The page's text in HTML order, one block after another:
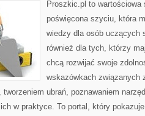
Proszkic.pl to wartościowa
poświęcona szyciu, która
wiedzy dla osób uczących
również dla tych, którzy
chcą rozwijać swoje
wskazówkach związanych
ubrań, poznawaniem
w praktyce. To portal, który